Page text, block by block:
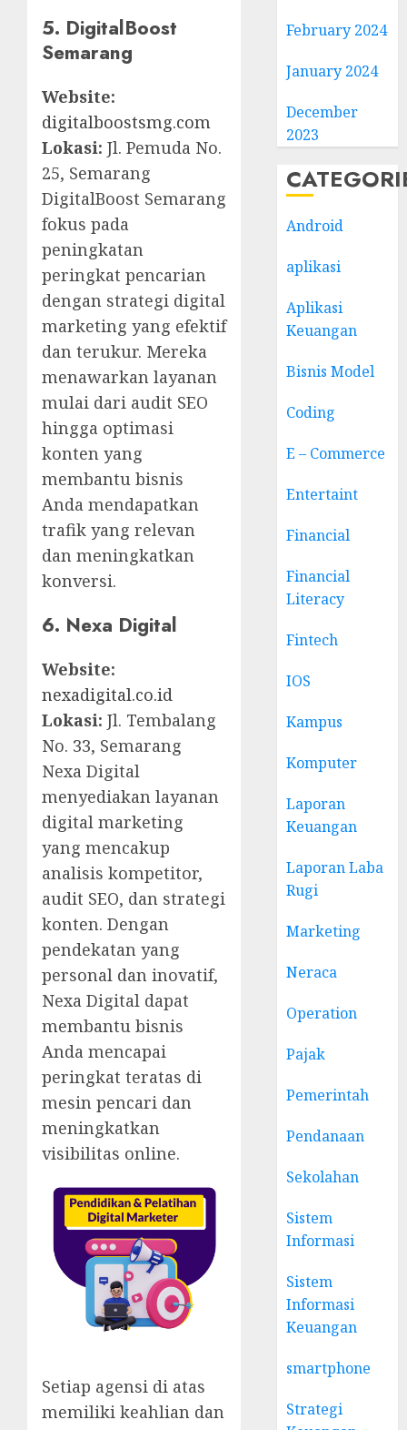
5. DigitalBoost
Semarang
Website:
digitalboostsmg.com
Lokasi: Jl. Pemuda No.
25, Semarang
DigitalBoost Semarang
fokus pada
peningkatan
peringkat pencarian
dengan strategi digital
marketing yang efektif
dan terukur. Mereka
menawarkan layanan
mulai dari audit SEO
hingga optimasi
konten yang
membantu bisnis
Anda mendapatkan
trafik yang relevan
dan meningkatkan
konversi.
6. Nexa Digital
Website:
nexadigital.co.id
Lokasi: Jl. Tembalang
No. 33, Semarang
Nexa Digital
menyediakan layanan
digital marketing
yang mencakup
analisis kompetitor,
audit SEO, dan strategi
konten. Dengan
pendekatan yang
personal dan inovatif,
Nexa Digital dapat
membantu bisnis
Anda mencapai
peringkat teratas di
mesin pencari dan
meningkatkan
visibilitas online.
Setiap agensi di atas
memiliki keahlian dan
February 2024
January 2024
December
2023
Android
aplikasi
Aplikasi
Keuangan
Bisnis Model
Coding
E – Commerce
Entertaint
Financial
Financial
Literacy
Fintech
IOS
Kampus
Komputer
Laporan
Keuangan
Laporan Laba
Rugi
Marketing
Neraca
Operation
Pajak
Pemerintah
Pendanaan
Sekolahan
Sistem
Informasi
Sistem
Informasi
Keuangan
smartphone
Strategi